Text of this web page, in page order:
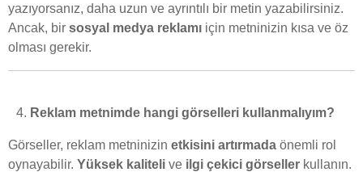
yazıyorsanız, daha uzun ve ayrıntılı bir metin yazabilirsiniz.
Ancak, bir sosyal medya reklamı için metninizin kısa ve öz
olması gerekir.
Reklam metnimde hangi görselleri kullanmalıyım?
Görseller, reklam metninizin etkisini artırmada önemli rol
oynayabilir. Yüksek kaliteli ve ilgi çekici görseller kullanın.